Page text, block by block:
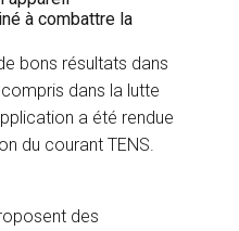
à combattre la
bons résultats dans
dans la lutte
a été rendue
du courant TENS.
des